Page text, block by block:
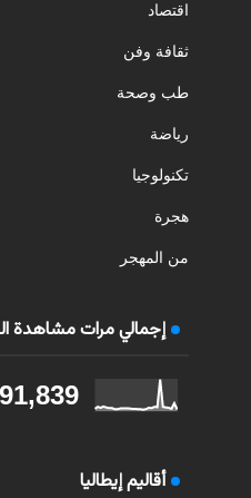
اقتصاد
ثقافة وفن
طب وصحة
رياضة
تكنولوجيا
هجرة
من المهجر
إجمالي مرات مشاهدة
أقاليم إيطاليا